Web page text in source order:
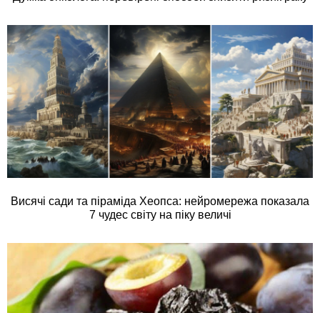
Висячі сади та піраміда Хеопса: нейромережа показала
7 чудес світу на піку величі